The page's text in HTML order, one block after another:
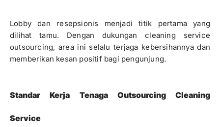
Lobby dan resepsionis menjadi titik pertama yang
dilihat tamu. Dengan dukungan cleaning service
outsourcing, area ini selalu terjaga kebersihannya dan
memberikan kesan positif bagi pengunjung.
Standar Kerja Tenaga Outsourcing Cleaning
Service